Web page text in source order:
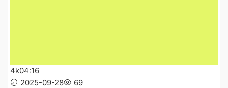
4k04:16
2025-09-28
69